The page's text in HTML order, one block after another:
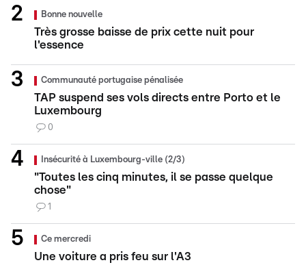
Bonne nouvelle
Très grosse baisse de prix cette nuit pour
l'essence
Communauté portugaise pénalisée
TAP suspend ses vols directs entre Porto et le
Luxembourg
0
Insécurité à Luxembourg-ville (2/3)
"Toutes les cinq minutes, il se passe quelque
chose"
1
Ce mercredi
Une voiture a pris feu sur l'A3